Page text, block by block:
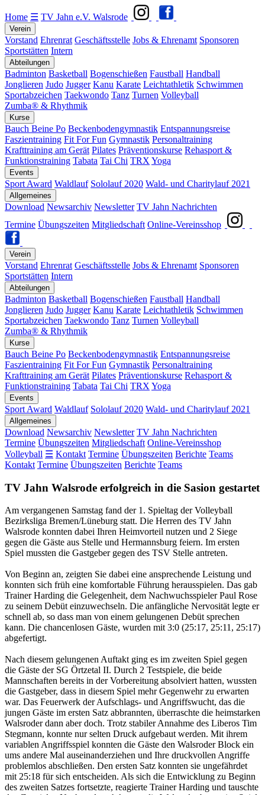
Home ☰ TV Jahn e.V. Walsrode
Verein
Vorstand Ehrenrat Geschäftsstelle Jobs & Ehrenamt Sponsoren
Sportstätten Intern
Abteilungen
Badminton Basketball Bogenschießen Faustball Handball
Jonglieren Judo Jugger Kanu Karate Leichtathletik Schwimmen
Sportabzeichen Taekwondo Tanz Turnen Volleyball
Zumba® & Rhythmik
Kurse
Bauch Beine Po Beckenbodengymnastik Entspannungsreise
Faszientraining Fit For Fun Gymnastik Personaltraining
Krafttraining am Gerät Pilates Präventionskurse Rehasport &
Funktionstraining Tabata Tai Chi TRX Yoga
Events
Sport Award Waldlauf Sololauf 2020 Wald- und Charitylauf 2021
Allgemeines
Download Newsarchiv Newsletter TV Jahn Nachrichten
Termine Übungszeiten Mitgliedschaft Online-Vereinsshop
Verein
Vorstand Ehrenrat Geschäftsstelle Jobs & Ehrenamt Sponsoren
Sportstätten Intern
Abteilungen
Badminton Basketball Bogenschießen Faustball Handball
Jonglieren Judo Jugger Kanu Karate Leichtathletik Schwimmen
Sportabzeichen Taekwondo Tanz Turnen Volleyball
Zumba® & Rhythmik
Kurse
Bauch Beine Po Beckenbodengymnastik Entspannungsreise
Faszientraining Fit For Fun Gymnastik Personaltraining
Krafttraining am Gerät Pilates Präventionskurse Rehasport &
Funktionstraining Tabata Tai Chi TRX Yoga
Events
Sport Award Waldlauf Sololauf 2020 Wald- und Charitylauf 2021
Allgemeines
Download Newsarchiv Newsletter TV Jahn Nachrichten
Termine Übungszeiten Mitgliedschaft Online-Vereinsshop
Volleyball ☰ Kontakt Termine Übungszeiten Berichte Teams
Kontakt Termine Übungszeiten Berichte Teams
TV Jahn Walsrode erfolgreich in die Sasion gestartet
Am vergangenen Samstag fand der 1. Spieltag der Volleyball
Bezirksliga Bremen/Lüneburg statt. Die Herren des TV Jahn
Walsrode konnten dabei Ihren Heimvorteil nutzen und 2 Siege
gegen die Gäste aus Stelle und Hermannsburg feiern. Im ersten
Spiel mussten die Gastgeber gegen des TSV Stelle antreten.
Von Beginn an, zeigten Sie dabei eine ansprechende Leistung und
konnten sich früh eine komfortable Führung herausspielen. Das gab
Trainer Harding die Gelegenheit, dem Nachwuchsspieler Paul Rose
zu seinem Debüt einzuwechseln. Die anfängliche Nervosität legte er
schnell ab, so dass man von einem gelungenen Debüt sprechen
kann. Die chancenlosen Gäste, wurden mit 3:0 (25:17, 25:11, 25:17)
abgefertigt.
Nach diesem gelungenen Auftakt ging es im zweiten Spiel gegen
die Gäste der SG Örtzetal II. Durch 2 Testspiele, die beide
Mannschaften bereits in der Vorbereitung absolviert hatten, wussten
die Gastgeber, dass in diesem Spiel mehr Gegenwehr zu erwarten
war. Das Feuerwerk der Aufschlags- und Angriffswucht, das die
jungen Gäste im ersten Satz abbrannten, überraschte die heimstarken
Walsroder dann aber doch. Trotz stabiler Annahme des Liberos Tim
Stegmann, konnte nur selten Druck aufgebaut werden. Mit ihrem
variablen Angriffsspiel konnten die Gäste den Walsroder Block ein
ums andere Mal auseinanderziehen und Ihre druckvollen Angriffe
problemlos abschließen. Den ersten Satz konnten sie ungefährdet
mit 25:18 für sich entscheiden. Als sich die Entwicklung zu Beginn
des zweiten Satzes fortsetzte, reagierte Trainer Harding und tauschte